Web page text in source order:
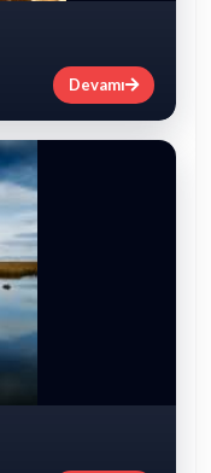
Devamı